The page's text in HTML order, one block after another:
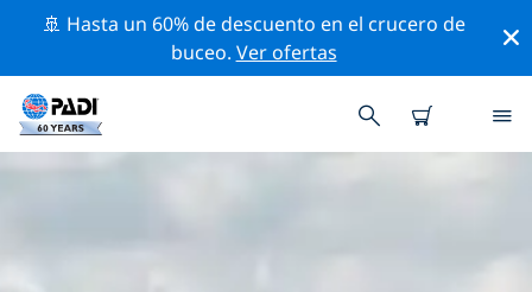
🚢 Hasta un 60% de descuento en el crucero de
buceo. Ver ofertas